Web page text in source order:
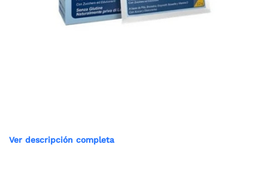
Ver descripción completa